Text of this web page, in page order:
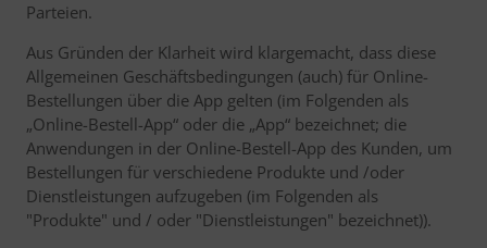
Parteien.
Aus Gründen der Klarheit wird klargemacht, dass diese
Allgemeinen Geschäftsbedingungen (auch) für Online-
Bestellungen über die App gelten (im Folgenden als
„Online-Bestell-App“ oder die „App“ bezeichnet; die
Anwendungen in der Online-Bestell-App des Kunden, um
Bestellungen für verschiedene Produkte und /oder
Dienstleistungen aufzugeben (im Folgenden als
"Produkte" und / oder "Dienstleistungen" bezeichnet)).